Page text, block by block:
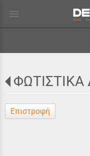
menu
Επιστροφή